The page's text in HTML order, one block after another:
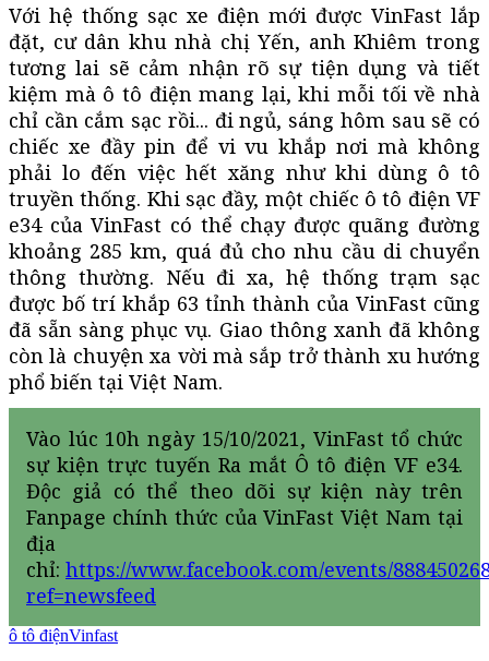
Với hệ thống sạc xe điện mới được VinFast lắp
đặt, cư dân khu nhà chị Yến, anh Khiêm trong
tương lai sẽ cảm nhận rõ sự tiện dụng và tiết
kiệm mà ô tô điện mang lại, khi mỗi tối về nhà
chỉ cần cắm sạc rồi... đi ngủ, sáng hôm sau sẽ có
chiếc xe đầy pin để vi vu khắp nơi mà không
phải lo đến việc hết xăng như khi dùng ô tô
truyền thống. Khi sạc đầy, một chiếc ô tô điện VF
e34 của VinFast có thể chạy được quãng đường
khoảng 285 km, quá đủ cho nhu cầu di chuyển
thông thường. Nếu đi xa, hệ thống trạm sạc
được bố trí khắp 63 tỉnh thành của VinFast cũng
đã sẵn sàng phục vụ. Giao thông xanh đã không
còn là chuyện xa vời mà sắp trở thành xu hướng
phổ biến tại Việt Nam.
Vào lúc 10h ngày 15/10/2021, VinFast tổ chức
sự kiện trực tuyến Ra mắt Ô tô điện VF e34.
Độc giả có thể theo dõi sự kiện này trên
Fanpage chính thức của VinFast Việt Nam tại
địa
chỉ: https://www.facebook.com/events/
ref=newsfeed
ô tô điệnVinfast